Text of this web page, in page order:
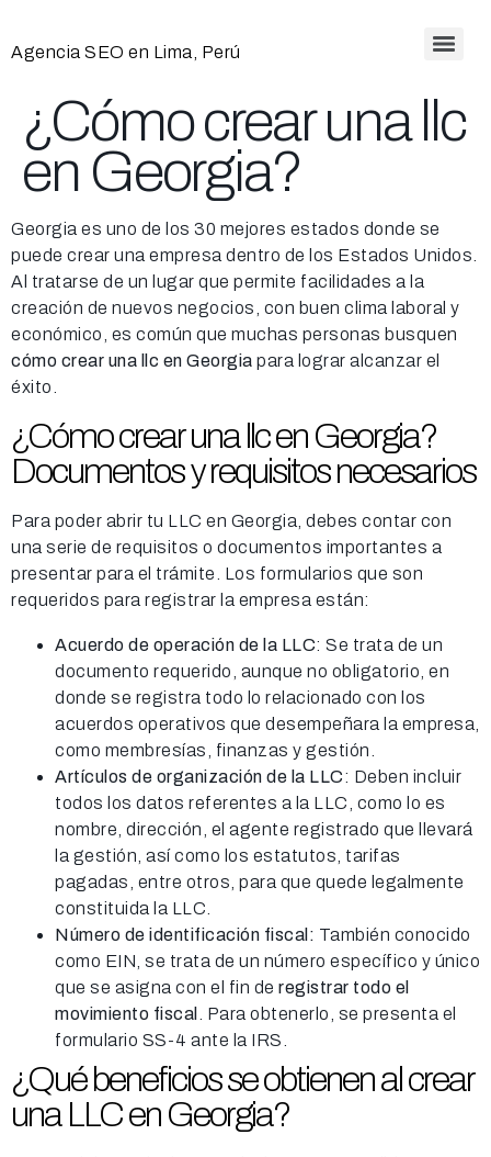
Agencia SEO en Lima, Perú
¿Cómo crear una llc
en Georgia?
Georgia es uno de los 30 mejores estados donde se
puede crear una empresa dentro de los Estados Unidos.
Al tratarse de un lugar que permite facilidades a la
creación de nuevos negocios, con buen clima laboral y
económico, es común que muchas personas busquen
cómo crear una llc en Georgia para lograr alcanzar el
éxito.
¿Cómo crear una llc en Georgia?
Documentos y requisitos necesarios
Para poder abrir tu LLC en Georgia, debes contar con
una serie de requisitos o documentos importantes a
presentar para el trámite. Los formularios que son
requeridos para registrar la empresa están:
Acuerdo de operación de la LLC: Se trata de un
documento requerido, aunque no obligatorio, en
donde se registra todo lo relacionado con los
acuerdos operativos que desempeñara la empresa,
como membresías, finanzas y gestión.
Artículos de organización de la LLC: Deben incluir
todos los datos referentes a la LLC, como lo es
nombre, dirección, el agente registrado que llevará
la gestión, así como los estatutos, tarifas
pagadas, entre otros, para que quede legalmente
constituida la LLC.
Número de identificación fiscal: También conocido
como EIN, se trata de un número específico y único
que se asigna con el fin de registrar todo el
movimiento fiscal
. Para obtenerlo, se presenta el
formulario SS-4 ante la IRS.
¿Qué beneficios se obtienen al crear
una LLC en Georgia?